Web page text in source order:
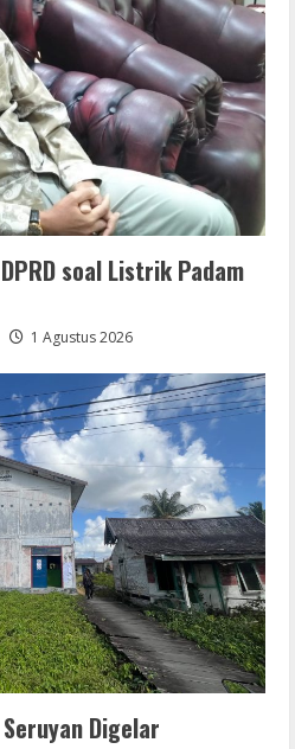
soal Listrik Padam
1 Agustus 2026
Digelar